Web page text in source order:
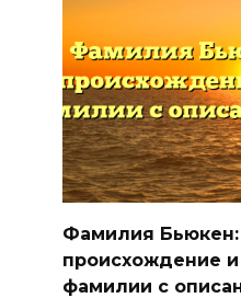
Фамилия Бьюкен:
происхождение
фамилии с